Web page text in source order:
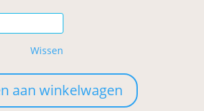
Wissen
aan winkelwagen